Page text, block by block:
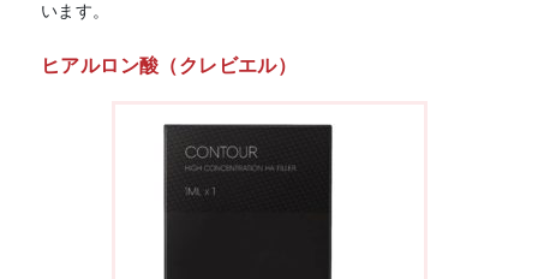
います。
ヒアルロン酸（クレビエル）